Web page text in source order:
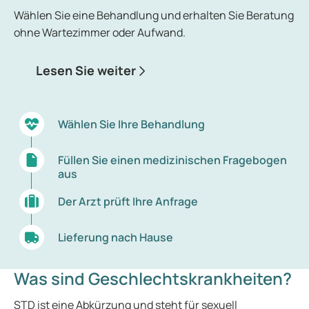
Wählen Sie eine Behandlung und erhalten Sie Beratung
ohne Wartezimmer oder Aufwand.
Lesen Sie weiter
Wählen Sie Ihre Behandlung
Füllen Sie einen medizinischen Fragebogen
aus
Der Arzt prüft Ihre Anfrage
Lieferung nach Hause
Was sind Geschlechtskrankheiten?
STD ist eine Abkürzung und steht für sexuell